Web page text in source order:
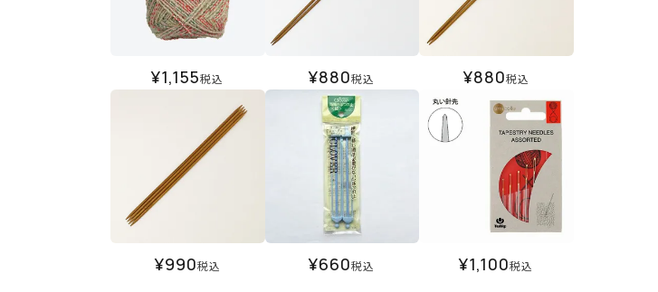
¥1,155税込 ¥880税込 ¥880税込
¥990税込 ¥660税込 ¥1,100税込